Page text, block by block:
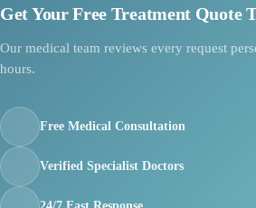
Get Your Free Treatment Quote
Our medical team reviews every request
hours.
Free Medical Consultation
Verified Specialist Doctors